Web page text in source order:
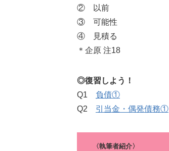
② 以前
③ 可能性
④ 見積る
＊企原 注18
◎復習しよう！
Q1 負債①
Q2 引当金・偶発債務①
〈執筆者紹介〉